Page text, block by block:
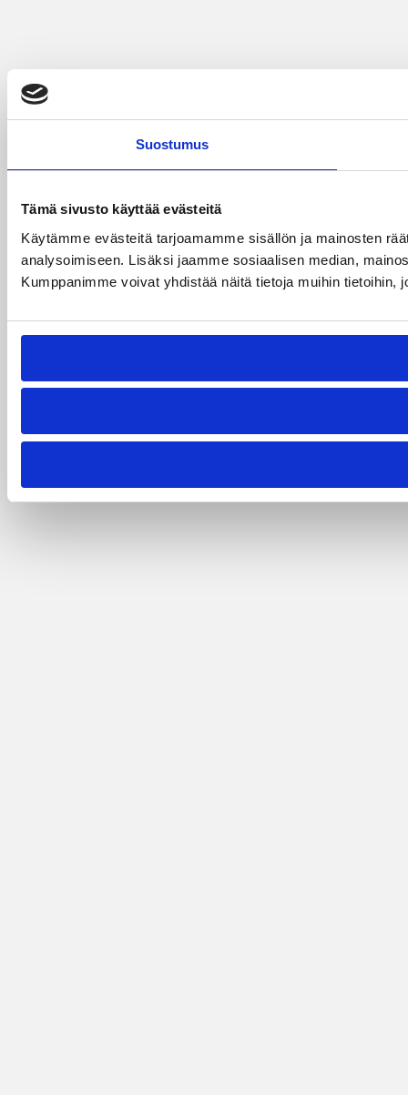
Suostumus
Tämä sivusto käyttää evästeitä
Käytämme evästeitä tarjoamamme sisällön ja mainosten
analysoimiseen. Lisäksi jaamme sosiaalisen median,
Kumppanimme voivat yhdistää näitä tietoja muihin tietoihin,